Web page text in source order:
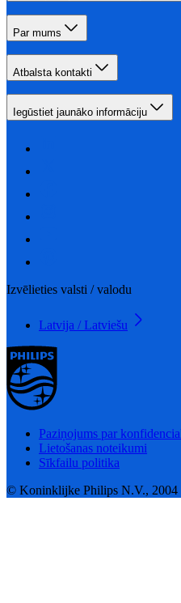
Par mums
Atbalsta kontakti
Iegūstiet jaunāko informāciju
Izvēlieties valsti / valodu
Latvija / Latviešu
Paziņojums par
Lietošanas noteikumi
Sīkfailu politika
© Koninklijke Philips N.V., 2004